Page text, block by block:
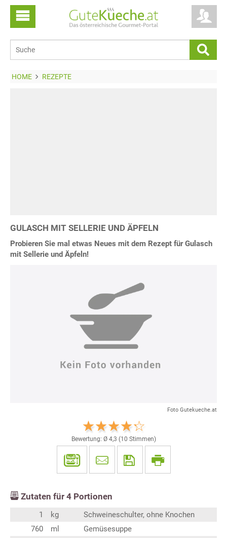
HOME REZEPTE
GULASCH MIT SELLERIE UND ÄPFELN
Probieren Sie mal etwas Neues mit dem Rezept für Gulasch
mit Sellerie und Äpfeln!
Foto Gutekueche.at
Bewertung: Ø 4,3 (10 Stimmen)
Zutaten für 4 Portionen
1 kg
Schweineschulter, ohne Knochen
760
ml
Gemüsesuppe